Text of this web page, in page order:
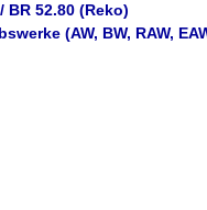
52.80 (Reko)
(AW, BW, RAW,